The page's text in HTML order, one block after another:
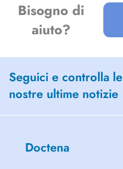
Bisogno di
aiuto?
Seguici e controlla le
nostre ultime notizie
Doctena